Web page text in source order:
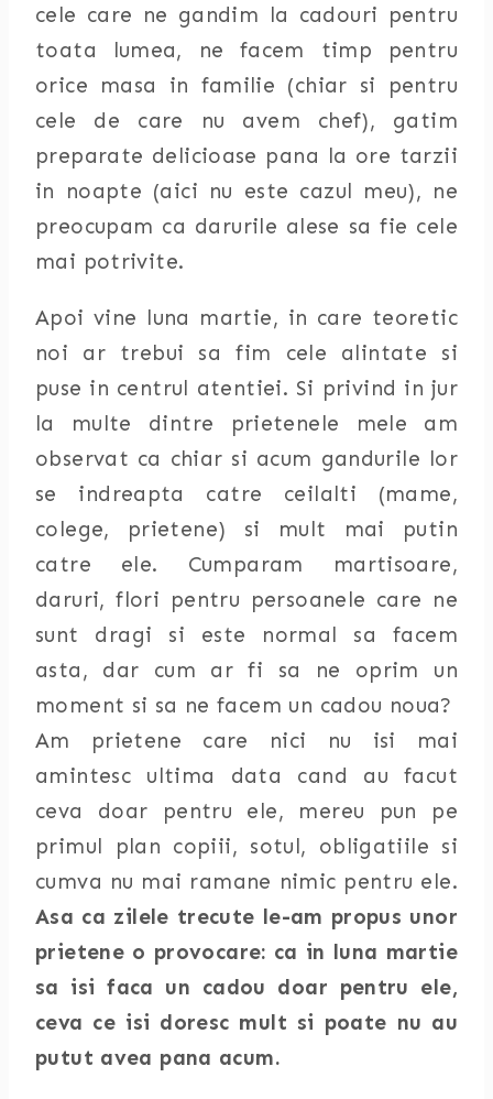
cele care ne gandim la cadouri pentru
toata lumea, ne facem timp pentru
orice masa in familie (chiar si pentru
cele de care nu avem chef), gatim
preparate delicioase pana la ore tarzii
in noapte (aici nu este cazul meu), ne
preocupam ca darurile alese sa fie cele
mai potrivite.
Apoi vine luna martie, in care teoretic
noi ar trebui sa fim cele alintate si
puse in centrul atentiei. Si privind in jur
la multe dintre prietenele mele am
observat ca chiar si acum gandurile lor
se indreapta catre ceilalti (mame,
colege, prietene) si mult mai putin
catre ele. Cumparam martisoare,
daruri, flori pentru persoanele care ne
sunt dragi si este normal sa facem
asta, dar cum ar fi sa ne oprim un
moment si sa ne facem un cadou noua?
Am prietene care nici nu isi mai
amintesc ultima data cand au facut
ceva doar pentru ele, mereu pun pe
primul plan copiii, sotul, obligatiile si
cumva nu mai ramane nimic pentru ele.
Asa ca zilele trecute le-am propus unor
prietene o provocare: ca in luna martie
sa isi faca un cadou doar pentru ele,
ceva ce isi doresc mult si poate nu au
putut avea pana acum.